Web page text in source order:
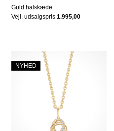
Guld halskæde
Vejl. udsalgspris 1.995,00
NYHED